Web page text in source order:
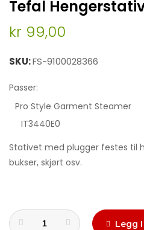
to
beginning
of
images
Tefal
kr 99,00
SKU FS-9100028366
Passer:
Pro Style Garment Steamer
IT3440E0
Stativet med plugger festes til
bukser, skjørt osv.
Legg